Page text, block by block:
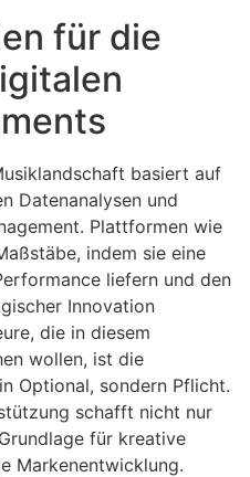
für die
basiert auf
Datenanalysen und
Plattformen wie
indem sie eine
liefern und den
Innovation
die in diesem
wollen, ist die
Optional, sondern Pflicht.
schafft nicht nur
für kreative
Markenentwicklung.